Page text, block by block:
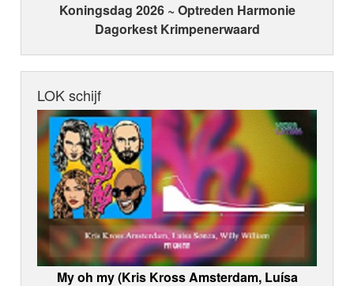
Koningsdag 2026 ~ Optreden Harmonie
Dagorkest Krimpenerwaard
LOK schijf
My oh my (Kris Kross Amsterdam, Luísa